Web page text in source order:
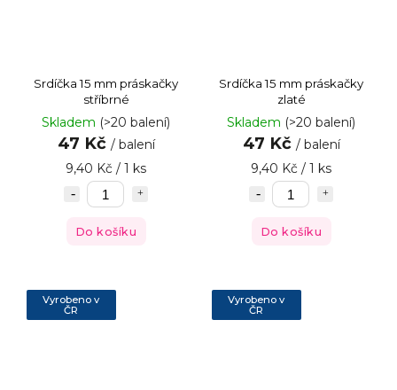
Srdíčka 15 mm práskačky
stříbrné
Skladem (>20 balení)
47 Kč / balení
9,40 Kč / 1 ks
Do košíku
Srdíčka 15 mm práskačky
zlaté
Skladem (>20 balení)
47 Kč / balení
9,40 Kč / 1 ks
Do košíku
Vyrobeno v
ČR
Vyrobeno v
ČR